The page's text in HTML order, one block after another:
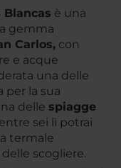
Blancas è una
gemma
Carlos, con
e acque
una delle
per la sua
delle spiagge
sei lì potrai
termale
delle scogliere.